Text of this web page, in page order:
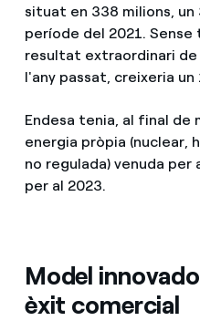
situat en 338 milions,
període del 2021.
resultat extraordinari de
l'any passat, creixeria un
Endesa tenia, al final de
energia pròpia (nuclear,
no regulada) venuda per
per al 2023.
Model
èxit comercial